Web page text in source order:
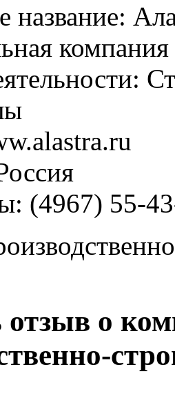
название:
компания
(4967) 55-
отзыв о